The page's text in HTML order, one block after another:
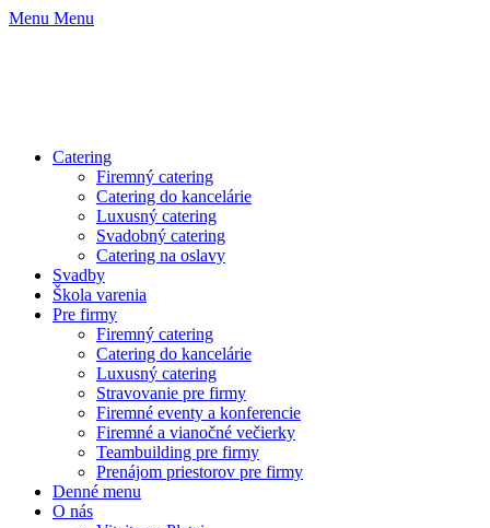
Menu Menu
Catering
Firemný catering
Catering do kancelárie
Luxusný catering
Svadobný catering
Catering na oslavy
Svadby
Škola varenia
Pre firmy
Firemný catering
Catering do kancelárie
Luxusný catering
Stravovanie pre firmy
Firemné eventy a konferencie
Firemné a vianočné večierky
Teambuilding pre firmy
Prenájom priestorov pre firmy
Denné menu
O nás